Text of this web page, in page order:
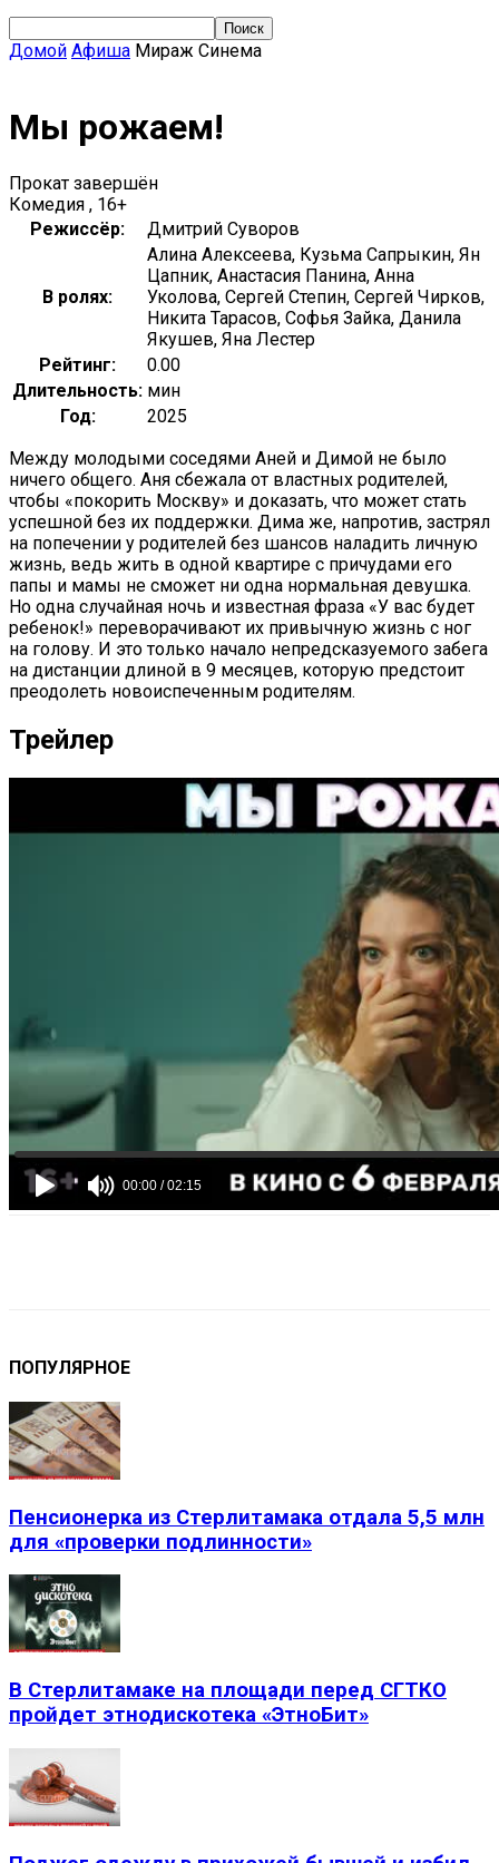
Домой Афиша Мираж Синема
Мы рожаем!
Прокат завершён
Комедия , 16+
Режиссёр:
Дмитрий Суворов
В ролях:
Алина Алексеева, Кузьма Сапрыкин, Ян
Цапник, Анастасия Панина, Анна
Уколова, Сергей Степин, Сергей Чирков,
Никита Тарасов, Софья Зайка, Данила
Якушев, Яна Лестер
Рейтинг:
0.00
Длительность: мин
Год:
2025
Между молодыми соседями Аней и Димой не было
ничего общего. Аня сбежала от властных родителей,
чтобы «покорить Москву» и доказать, что может стать
успешной без их поддержки. Дима же, напротив, застрял
на попечении у родителей без шансов наладить личную
жизнь, ведь жить в одной квартире с причудами его
папы и мамы не сможет ни одна нормальная девушка.
Но одна случайная ночь и известная фраза «У вас будет
ребенок!» переворачивают их привычную жизнь с ног
на голову. И это только начало непредсказуемого забега
на дистанции длиной в 9 месяцев, которую предстоит
преодолеть новоиспеченным родителям.
Трейлер
ПОПУЛЯРНОЕ
Пенсионерка из Стерлитамака отдала 5,5 млн
для «проверки подлинности»
В Стерлитамаке на площади перед СГТКО
пройдет этнодискотека «ЭтноБит»